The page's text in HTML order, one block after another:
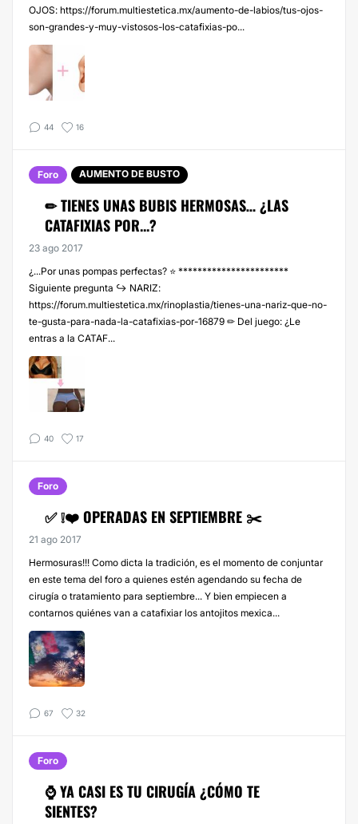
OJOS: https://forum.multiestetica.mx/aumento-de-labios/tus-ojos-
son-grandes-y-muy-vistosos-los-catafixias-po...
44 16
Foro AUMENTO DE BUSTO
✏ TIENES UNAS BUBIS HERMOSAS… ¿LAS
CATAFIXIAS POR...?
23 ago 2017
¿...Por unas pompas perfectas? ⭐ ***********************
Siguiente pregunta ↪️ NARIZ:
https://forum.multiestetica.mx/rinoplastia/tienes-una-nariz-que-no-
te-gusta-para-nada-la-catafixias-por-16879 ✏ Del juego: ¿Le
entras a la CATAF...
40 17
Foro
✅ ❕❤️ OPERADAS EN SEPTIEMBRE ✂️
21 ago 2017
Hermosuras!!! Como dicta la tradición, es el momento de conjuntar
en este tema del foro a quienes estén agendando su fecha de
cirugía o tratamiento para septiembre... Y bien empiecen a
contarnos quiénes van a catafixiar los antojitos mexica...
67 32
Foro
⌚ YA CASI ES TU CIRUGÍA ¿CÓMO TE
SIENTES?